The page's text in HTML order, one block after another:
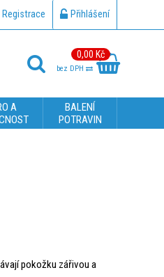
Registrace Přihlášení
0,00 Kč
bez DPH
A
BALENÍ
POTRAVIN
pokožku zářivou a